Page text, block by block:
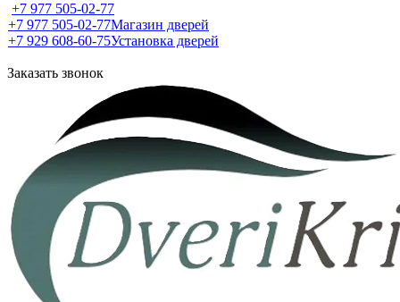
+7 977 505-02-77
+7 977 505-02-77Магазин дверей
+7 929 608-60-75Установка дверей
Заказать звонок